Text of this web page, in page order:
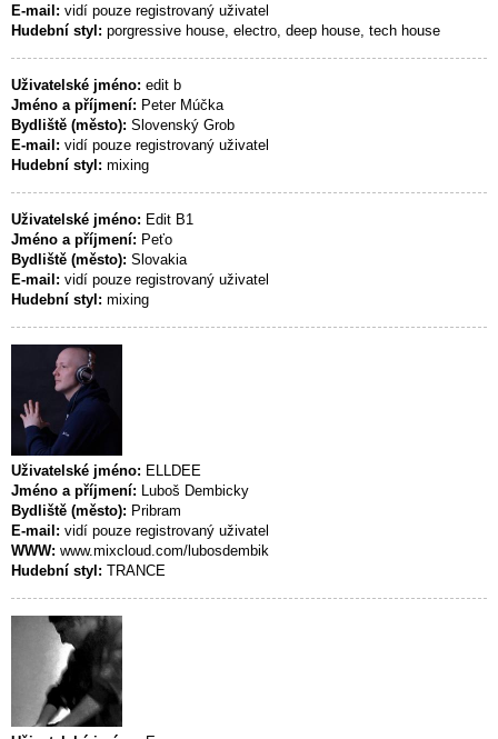
E-mail: vidí pouze registrovaný uživatel
Hudební styl: porgressive house, electro, deep house, tech house
Uživatelské jméno: edit b
Jméno a příjmení: Peter Múčka
Bydliště (město): Slovenský Grob
E-mail: vidí pouze registrovaný uživatel
Hudební styl: mixing
Uživatelské jméno: Edit B1
Jméno a příjmení: Peťo
Bydliště (město): Slovakia
E-mail: vidí pouze registrovaný uživatel
Hudební styl: mixing
Uživatelské jméno: ELLDEE
Jméno a příjmení: Luboš Dembicky
Bydliště (město): Pribram
E-mail: vidí pouze registrovaný uživatel
WWW: www.mixcloud.com/lubosdembik
Hudební styl: TRANCE